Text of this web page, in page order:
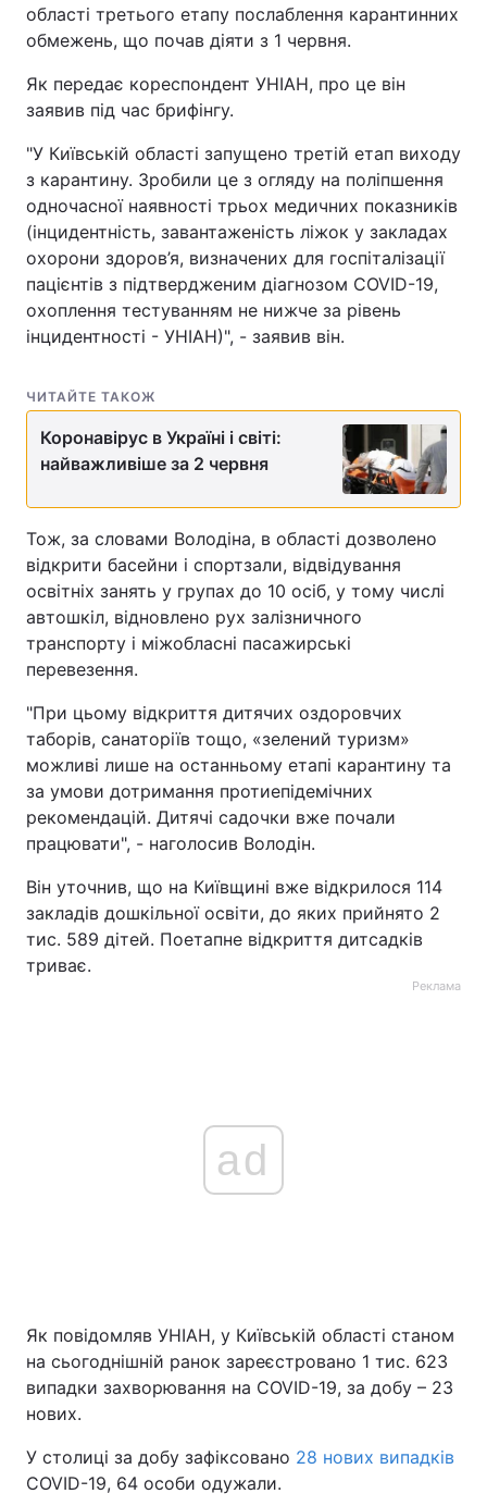
області третього етапу послаблення карантинних
обмежень, що почав діяти з 1 червня.
Як передає кореспондент УНІАН, про це він
заявив під час брифінгу.
"У Київській області запущено третій етап виходу
з карантину. Зробили це з огляду на поліпшення
одночасної наявності трьох медичних показників
(інцидентність, завантаженість ліжок у закладах
охорони здоров’я, визначених для госпіталізації
пацієнтів з підтвердженим діагнозом COVID-19,
охоплення тестуванням не нижче за рівень
інцидентності - УНІАН)", - заявив він.
ЧИТАЙТЕ ТАКОЖ
Коронавірус в Україні і світі:
найважливіше за 2 червня
Тож, за словами Володіна, в області дозволено
відкрити басейни і спортзали, відвідування
освітніх занять у групах до 10 осіб, у тому числі
автошкіл, відновлено рух залізничного
транспорту і міжобласні пасажирські
перевезення.
"При цьому відкриття дитячих оздоровчих
таборів, санаторіїв тощо, «зелений туризм»
можливі лише на останньому етапі карантину та
за умови дотримання протиепідемічних
рекомендацій. Дитячі садочки вже почали
працювати", - наголосив Володін.
Він уточнив, що на Київщині вже відкрилося 114
закладів дошкільної освіти, до яких прийнято 2
тис. 589 дітей. Поетапне відкриття дитсадків
триває.
Реклама
ad
Як повідомляв УНІАН, у Київській області станом
на сьогоднішній ранок зареєстровано 1 тис. 623
випадки захворювання на COVID-19, за добу – 23
нових.
У столиці за добу зафіксовано 28 нових випадків
COVID-19, 64 особи одужали.